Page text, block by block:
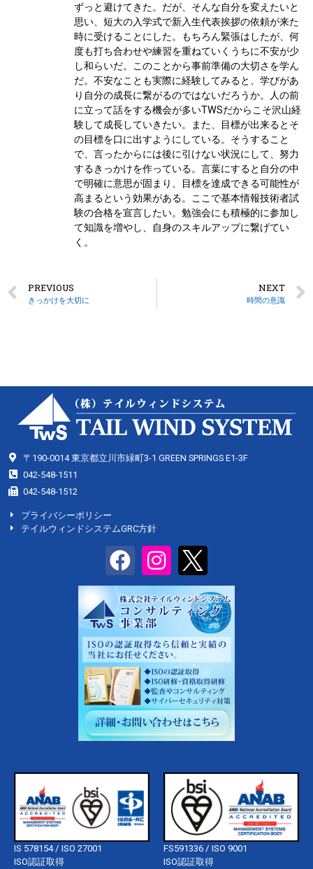
ずっと避けてきた。だが、そんな自分を変えたいと
思い、短大の入学式で新入生代表挨拶の依頼が来た
時に受けることにした。もちろん緊張はしたが、何
度も打ち合わせや練習を重ねていくうちに不安が少
し和らいだ。このことから事前準備の大切さを学ん
だ。不安なことも実際に経験してみると、学びがあ
り自分の成長に繋がるのではないだろうか。人の前
に立って話をする機会が多いTWSだからこそ沢山経
験して成長していきたい。また、目標が出来るとそ
の目標を口に出すようにしている。そうすること
で、言ったからには後に引けない状況にして、努力
するきっかけを作っている。言葉にすると自分の中
で明確に意思が固まり、目標を達成できる可能性が
高まるという効果がある。ここで基本情報技術者試
験の合格を宣言したい。勉強会にも積極的に参加し
て知識を増やし、自身のスキルアップに繋げてい
く。
PREVIOUS
きっかけを大切に
NEXT
時間の意識
〒190-0014 東京都立川市緑町3-1 GREEN SPRINGS E1-3F
042-548-1511
042-548-1512
プライバシーポリシー
テイルウィンドシステムGRC方針
IS 578154 / ISO 27001
ISO認証取得
FS591336 / ISO 9001
ISO認証取得